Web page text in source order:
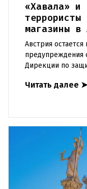
«Хавала» и
террористы
магазины в
Австрия
предупреждения
Дирекции по
рассказала о
Читать далее ➤